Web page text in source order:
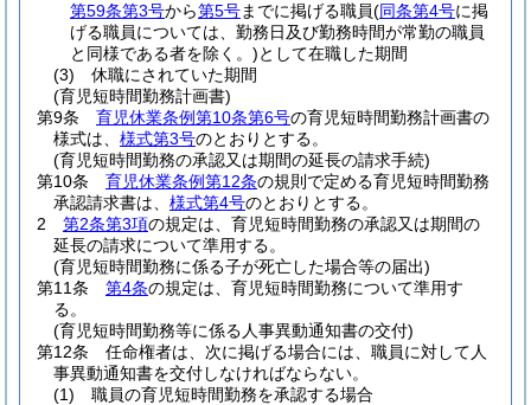
第59条第3号から第5号までに掲げる職員(同条第4号に掲
げる職員については、勤務日及び勤務時間が常勤の職員
と同様である者を除く。)として在職した期間
(3)
休職にされていた期間
(育児短時間勤務計画書)
第9条
育児休業条例第10条第6号の育児短時間勤務計画書の
様式は、 様式第3号のとおりとする。
(育児短時間勤務の承認又は期間の延長の請求手続)
第10条
育児休業条例第12条の規則で定める育児短時間勤務
承認請求書は、 様式第4号のとおりとする。
2
第2条第3項の規定は、育児短時間勤務の承認又は期間の
延長の請求について準用する。
(育児短時間勤務に係る子が死亡した場合等の届出)
第11条
第4条の規定は、育児短時間勤務について準用す
る。
(育児短時間勤務等に係る人事異動通知書の交付)
第12条
任命権者は、次に掲げる場合には、職員に対して人
事異動通知書を交付しなければならない。
(1)
職員の育児短時間勤務を承認する場合